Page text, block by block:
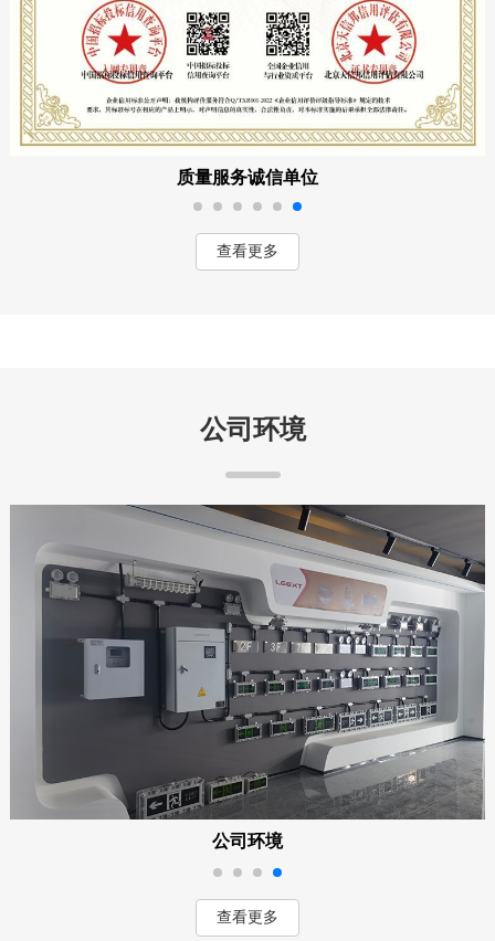
质量服务诚信单位
查看更多
公司环境
公司环境
查看更多